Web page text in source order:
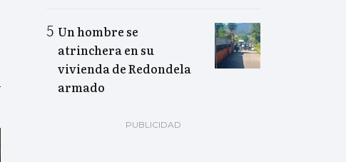
Un hombre se
atrinchera en su
vivienda de Redondela
armado